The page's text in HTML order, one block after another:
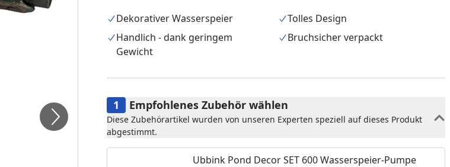
Dekorativer Wasserspeier
Tolles Design
Handlich - dank geringem
Gewicht
Bruchsicher verpackt
Empfohlenes Zubehör wählen
Diese Zubehörartikel wurden von unseren Experten speziell auf dieses Produkt
abgestimmt.
Ubbink Pond Decor SET 600 Wasserspeier-Pumpe